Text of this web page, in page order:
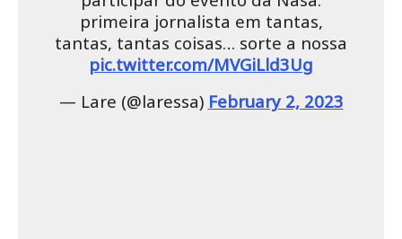
primeira jornalista em tantas,
tantas, tantas coisas… sorte a nossa
pic.twitter.com/MVGiLld3Ug
— Lare (@laressa) February 2, 2023